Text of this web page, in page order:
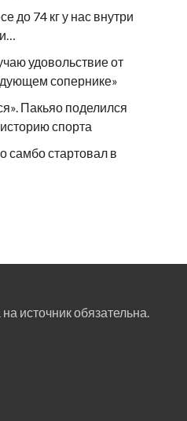
до 74 кг у нас внутри
удовольствие от
сопернике»
Пакьяо поделился
спорта
самбо стартовал в
источник обязательна.